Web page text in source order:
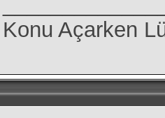
Konu Açarken